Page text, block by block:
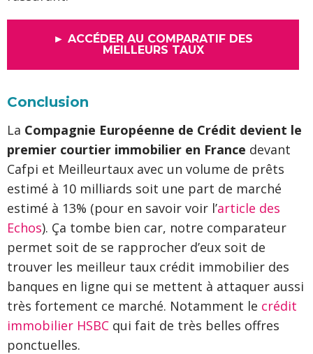
► ACCÉDER AU COMPARATIF DES
MEILLEURS TAUX
Conclusion
La Compagnie Européenne de Crédit devient le
premier courtier immobilier en France devant
Cafpi et Meilleurtaux avec un volume de prêts
estimé à 10 milliards soit une part de marché
estimé à 13% (pour en savoir voir l’article des
Echos). Ça tombe bien car, notre comparateur
permet soit de se rapprocher d’eux soit de
trouver les meilleur taux crédit immobilier des
banques en ligne qui se mettent à attaquer aussi
très fortement ce marché. Notamment le crédit
immobilier HSBC qui fait de très belles offres
ponctuelles.